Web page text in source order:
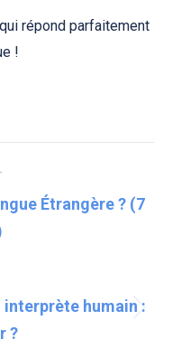
répond parfaitement
!
Étrangère ? (7
humain :
?